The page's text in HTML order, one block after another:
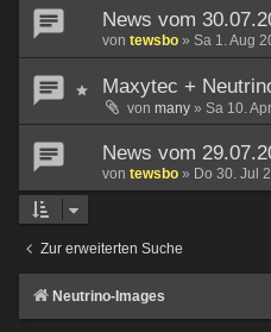
News vom
von tewsbo » Sa 1. Aug
Maxytec +
von many » Sa 10.
News vom
von tewsbo » Do 30. Jul
Zur erweiterten Suche
Neutrino-Images